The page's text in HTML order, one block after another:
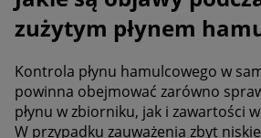
zużytym płynem
Kontrola płynu hamulcowego w
powinna obejmować zarówno
płynu w zbiorniku, jak i zawartości
W przypadku zauważenia zbyt